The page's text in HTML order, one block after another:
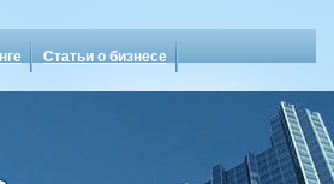
Статьи о бизнесе